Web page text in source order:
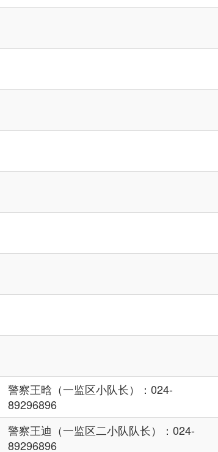
警察王晗（一监区小队长）：024-
89296896
警察王迪（一监区二小队队长）：024-
89296896